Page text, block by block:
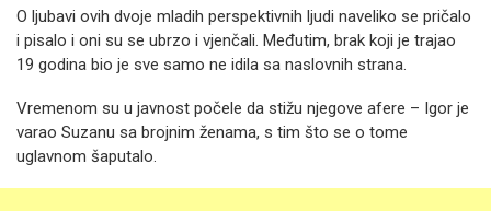
O ljubavi ovih dvoje mladih perspektivnih ljudi naveliko se pričalo
i pisalo i oni su se ubrzo i vjenčali. Međutim, brak koji je trajao
19 godina bio je sve samo ne idila sa naslovnih strana.
Vremenom su u javnost počele da stižu njegove afere – Igor je
varao Suzanu sa brojnim ženama, s tim što se o tome
uglavnom šaputalo.